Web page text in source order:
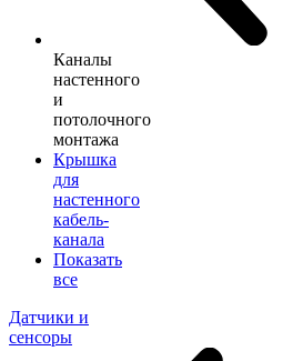
Каналы
настенного
и
потолочного
монтажа
Крышка
для
настенного
кабель-
канала
Показать
все
Датчики и
сенсоры